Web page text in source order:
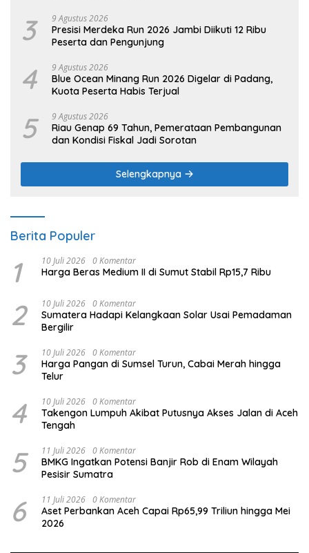
3 9 Agustus 2026
Presisi Merdeka Run 2026 Jambi Diikuti 12 Ribu
Peserta dan Pengunjung
4 9 Agustus 2026
Blue Ocean Minang Run 2026 Digelar di Padang,
Kuota Peserta Habis Terjual
5 9 Agustus 2026
Riau Genap 69 Tahun, Pemerataan Pembangunan
dan Kondisi Fiskal Jadi Sorotan
Selengkapnya
Berita Populer
1 10 Juli 2026 0 Komentar
Harga Beras Medium II di Sumut Stabil Rp15,7 Ribu
2 10 Juli 2026 0 Komentar
Sumatera Hadapi Kelangkaan Solar Usai Pemadaman
Bergilir
3 10 Juli 2026 0 Komentar
Harga Pangan di Sumsel Turun, Cabai Merah hingga
Telur
4 10 Juli 2026 0 Komentar
Takengon Lumpuh Akibat Putusnya Akses Jalan di Aceh
Tengah
5 11 Juli 2026 0 Komentar
BMKG Ingatkan Potensi Banjir Rob di Enam Wilayah
Pesisir Sumatra
6 11 Juli 2026 0 Komentar
Aset Perbankan Aceh Capai Rp65,99 Triliun hingga Mei
2026